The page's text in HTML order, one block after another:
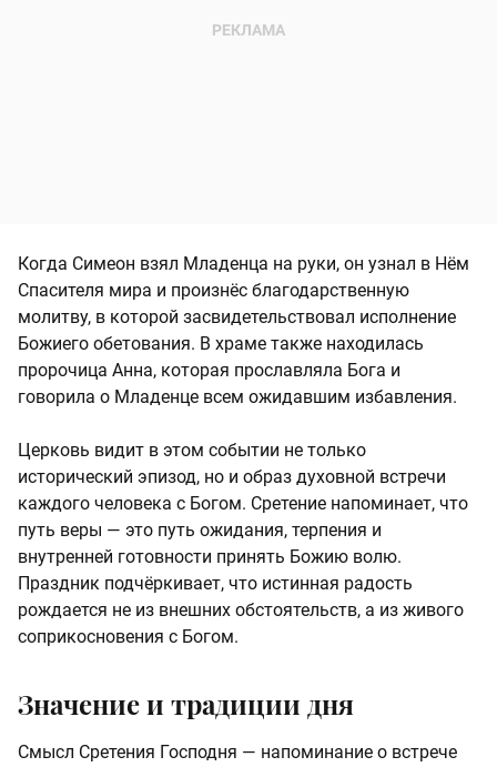
Когда Симеон взял Младенца на руки, он узнал в Нём
Спасителя мира и произнёс благодарственную
молитву, в которой засвидетельствовал исполнение
Божиего обетования. В храме также находилась
пророчица Анна, которая прославляла Бога и
говорила о Младенце всем ожидавшим избавления.
Церковь видит в этом событии не только
исторический эпизод, но и образ духовной встречи
каждого человека с Богом. Сретение напоминает, что
путь веры — это путь ожидания, терпения и
внутренней готовности принять Божию волю.
Праздник подчёркивает, что истинная радость
рождается не из внешних обстоятельств, а из живого
соприкосновения с Богом.
Значение и традиции дня
Смысл Сретения Господня — напоминание о встрече